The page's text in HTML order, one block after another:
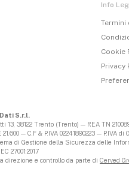
Info
Termini
Cookie
Privacy
S.r.l.
13, 38122 Trento (Trento) — REA TN
— C.F & P.IVA 02241890223 — P.IVA di
di Gestione della Sicurezza delle
27001:2017
direzione e controllo da parte di Cerved